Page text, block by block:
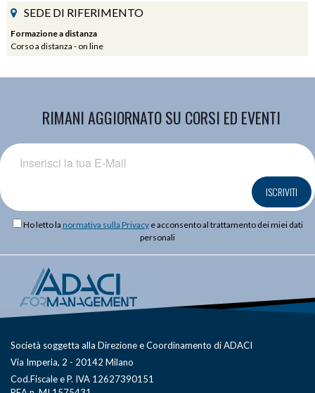
SEDE DI RIFERIMENTO
Formazione a distanza
Corso a distanza - on line
RIMANI AGGIORNATO SU CORSI ED EVENTI
ISCRIVITI
Ho letto la normativa sulla Privacye acconsento al trattamento dei miei dati
personali
Società soggetta alla Direzione e Coordinamento di ADACI
Via Imperia, 2 - 20142 Milano
Cod.Fiscale e P. IVA 12627390151